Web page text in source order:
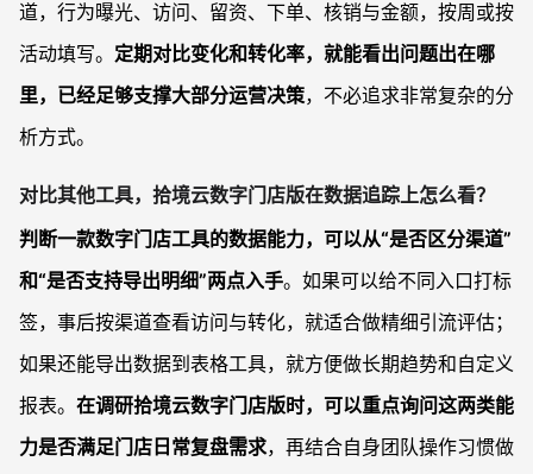
道，行为曝光、访问、留资、下单、核销与金额，按周或按
活动填写。 定期对比变化和转化率，就能看出问题出在哪
里，已经足够支撑大部分运营决策，不必追求非常复杂的分
析方式。
对比其他工具，拾境云数字门店版在数据追踪上怎么看？
判断一款数字门店工具的数据能力，可以从“是否区分渠道”
和“是否支持导出明细”两点入手。如果可以给不同入口打标
签，事后按渠道查看访问与转化，就适合做精细引流评估；
如果还能导出数据到表格工具，就方便做长期趋势和自定义
报表。 在调研拾境云数字门店版时，可以重点询问这两类能
力是否满足门店日常复盘需求，再结合自身团队操作习惯做